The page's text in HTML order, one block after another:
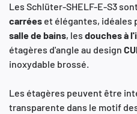
Les Schlüter-SHELF-E-S3
carrées et élégantes, idéales
salle de bains, les douches à
étagères d'angle au design
inoxydable brossé.
Les étagères peuvent être
transparente dans le motif